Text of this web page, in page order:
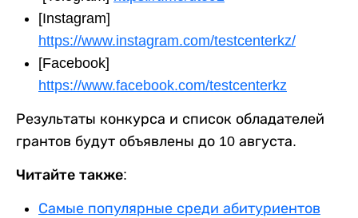
[Instagram]
https://www.instagram.com/testcenterkz/
[Facebook]
https://www.facebook.com/testcenterkz
Результаты конкурса и список обладателей
грантов будут объявлены до 10 августа.
Читайте также:
Самые популярные среди абитуриентов